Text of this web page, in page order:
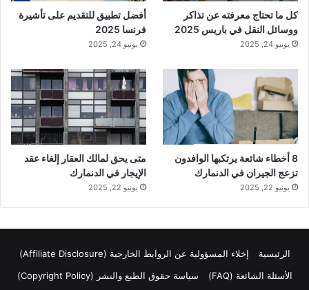
كل ما تحتاج معرفته عن تذاكر
ووسائل النقل في باريس 2025
يونيو 24, 2025
أفضل تطبيق للتقديم على تأشيرة
فرنسا 2025
يونيو 24, 2025
8 أخطاء شائعة يرتكبها الوافدون
تزعج الجيران في الدنمارك
يونيو 22, 2025
متى يحق لمالك العقار إلغاء عقد
الإيجار في الدنمارك
يونيو 22, 2025
الرئيسية
إخلاء المسؤولية عن الروابط الخارجية (Affiliate Disclosure)
الأسئلة الشائعة (FAQ)
سياسة حقوق الطبع والنشر (Copyright Policy)